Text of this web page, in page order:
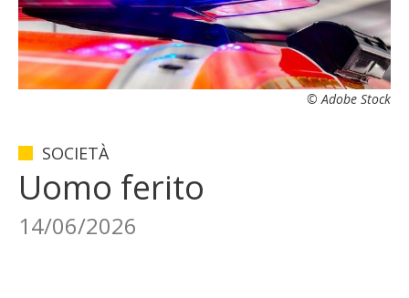
© Adobe Stock
SOCIETÀ
Uomo ferito
14/06/2026